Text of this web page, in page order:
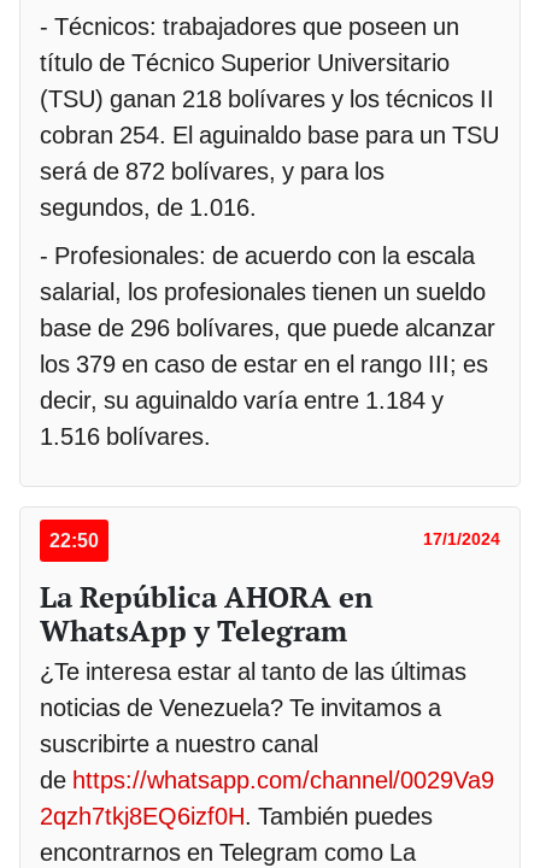
- Técnicos: trabajadores que poseen un
título de Técnico Superior Universitario
(TSU) ganan 218 bolívares y los técnicos II
cobran 254. El aguinaldo base para un TSU
será de 872 bolívares, y para los
segundos, de 1.016.
- Profesionales: de acuerdo con la escala
salarial, los profesionales tienen un sueldo
base de 296 bolívares, que puede alcanzar
los 379 en caso de estar en el rango III; es
decir, su aguinaldo varía entre 1.184 y
1.516 bolívares.
22:50 17/1/2024
La República AHORA en
WhatsApp y Telegram
¿Te interesa estar al tanto de las últimas
noticias de Venezuela? Te invitamos a
suscribirte a nuestro canal
de https://whatsapp.com/channel/0029Va9
2qzh7tkj8EQ6izf0H. También puedes
encontrarnos en Telegram como La